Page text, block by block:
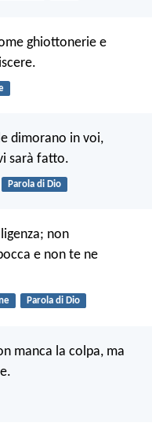
ghiottonerie e
dimorano in voi,
sarà fatto.
Parola di Dio
non
e non te ne
Parola di Dio
manca la colpa, ma